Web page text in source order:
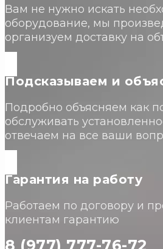
Вам не нужно искать
оборудование, мы
организуем доставку на
Подсказываем и
Подробно объясняем как
обслуживать
отвечаем на все ваши
Гарантия на работу
Работаем по договору и
клиентам гарантию
8 (977) 777-76-72